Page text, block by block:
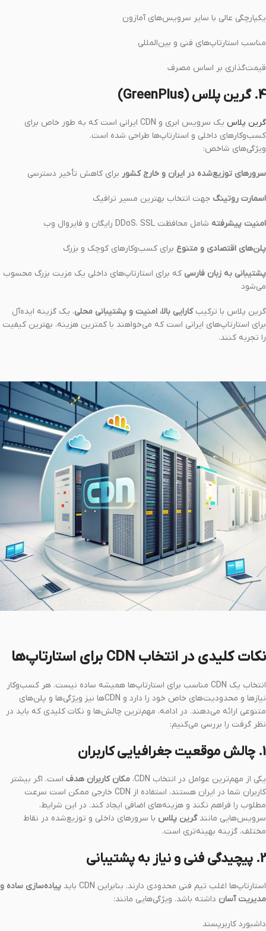
یکپارچگی عالی با سایر سرویس‌های آمازون
مناسب استارتاپ‌های فنی و بین‌المللی
قیمت‌گذاری بر اساس مصرف
4. گرین پلاس (GreenPlus)
گرین پلاس
یک سرویس ابری و CDN ایرانی است که به طور خاص برای
کسب‌وکارهای داخلی و استارتاپ‌ها طراحی شده است.
ویژگی‌های شاخص:
سرورهای توزیع‌شده در ایران و خارج کشور برای کاهش تأخیر دسترسی
اسمارت روتینگ جهت انتخاب بهترین مسیر ترافیک
امنیت پیشرفته شامل محافظت DDoS، SSL رایگان و فایروال وب
پلن‌های اقتصادی و متنوع برای کسب‌وکارهای کوچک و بزرگ
پشتیبانی به زبان فارسی که برای استارتاپ‌های داخلی یک مزیت بزرگ محسوب
می‌شود
گرین پلاس با ترکیبکارایی بالا، امنیت و پشتیبانی محلی، یک گزینه ایده‌آل
برای استارتاپ‌های ایرانی است که می‌خواهند با کمترین هزینه، بهترین کیفیت
را تجربه کنند.
نکات کلیدی در انتخاب CDN برای استارتاپ‌ها
انتخاب یک CDN مناسب برای استارتاپ‌ها همیشه ساده نیست. هر کسب‌وکار
نیازها و محدودیت‌های خاص خود را دارد و CDNها نیز ویژگی‌ها و پلن‌های
متنوعی ارائه می‌دهند. در ادامه، مهم‌ترین چالش‌ها و نکات کلیدی که باید در
نظر گرفت را بررسی می‌کنیم:
1. چالش موقعیت جغرافیایی کاربران
یکی از مهم‌ترین عوامل در انتخاب CDN، مکان کاربران هدف است. اگر بیشتر
کاربران شما در ایران هستند، استفاده از CDN خارجی ممکن است سرعت
مطلوب را فراهم نکند و هزینه‌های اضافی ایجاد کند. در این شرایط،
سرویس‌هایی مانندگرین پلاس با سرورهای داخلی و توزیع‌شده در نقاط
مختلف، گزینه بهینه‌تری است.
2. پیچیدگی فنی و نیاز به پشتیبانی
استارتاپ‌ها اغلب تیم فنی محدودی دارند. بنابراین CDN باید
پیاده‌سازی ساده و
مدیریت آسان داشته باشد. ویژگی‌هایی مانند:
داشبورد کاربرپسند